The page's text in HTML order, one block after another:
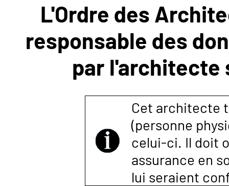
ANNEXE 4 CODT
CONTACTER
L'Ordre des
responsable des
par l'architecte
Cet architecte
(personne
celui-ci. Il doit
assurance en
lui seraient